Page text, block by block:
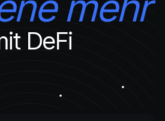
DeFi